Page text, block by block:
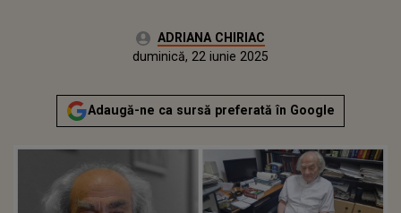
Autor:ADRIANA CHIRIAC
duminică, 22 iunie 2025Actualizat:
duminică, 22 iunie 2025
Adaugă-ne ca sursă preferată în Google